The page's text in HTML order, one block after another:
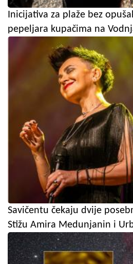
Inicijativa za plaže bez
pepeljara kupačima na
Savičentu čekaju dvije
Stižu Amira Medunjanin i